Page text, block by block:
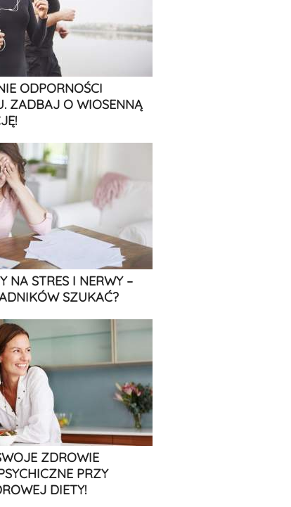
ODPORNOŚCI
ZADBAJ O WIOSENNĄ
NA STRES I NERWY –
SZUKAĆ?
ZDROWIE
PRZY
DIETY!